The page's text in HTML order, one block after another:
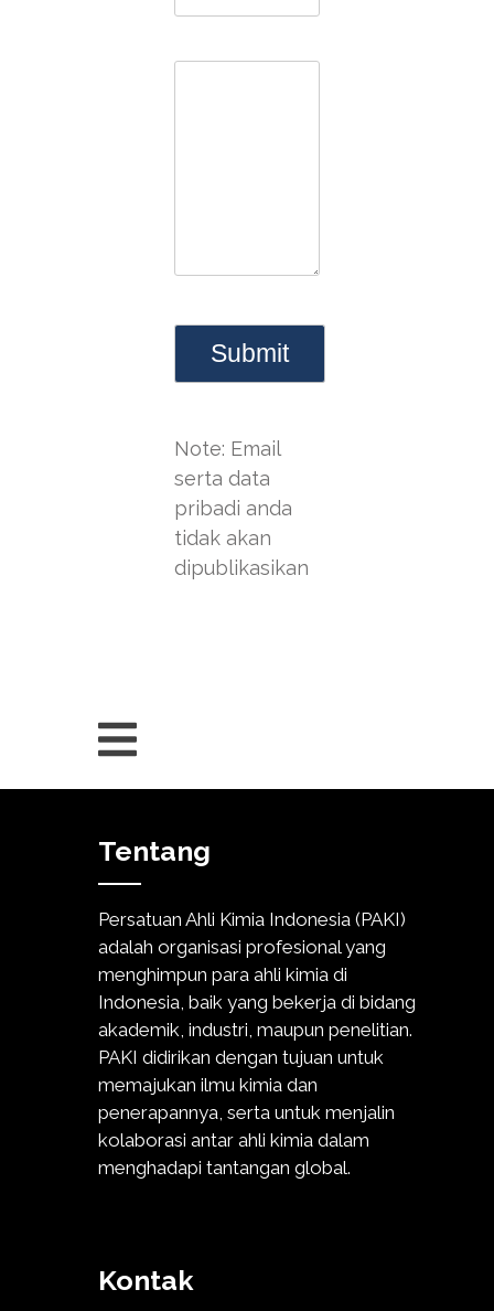
Note: Email
serta data
pribadi anda
tidak akan
dipublikasikan
Tentang
Persatuan Ahli Kimia Indonesia (PAKI)
adalah organisasi profesional yang
menghimpun para ahli kimia di
Indonesia, baik yang bekerja di bidang
akademik, industri, maupun penelitian.
PAKI didirikan dengan tujuan untuk
memajukan ilmu kimia dan
penerapannya, serta untuk menjalin
kolaborasi antar ahli kimia dalam
menghadapi tantangan global.
Kontak